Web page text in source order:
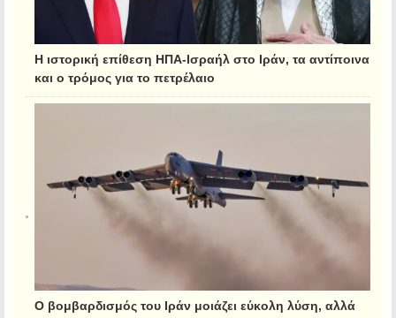
Η ιστορική επίθεση ΗΠΑ-Ισραήλ στο Ιράν, τα αντίποινα
και ο τρόμος για το πετρέλαιο
Ο βομβαρδισμός του Ιράν μοιάζει εύκολη λύση, αλλά